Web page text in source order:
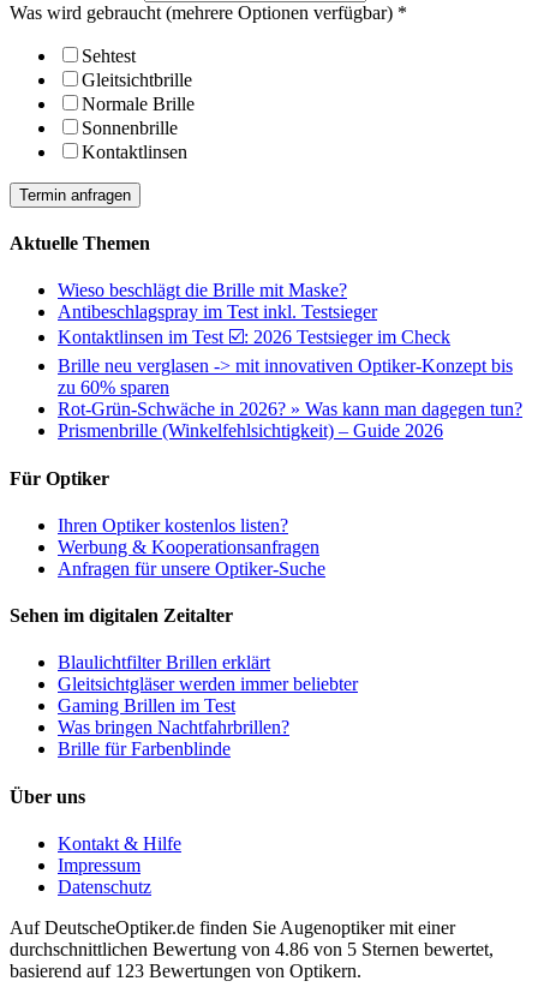
Was wird gebraucht (mehrere Optionen verfügbar) *
Sehtest
Gleitsichtbrille
Normale Brille
Sonnenbrille
Kontaktlinsen
Termin anfragen
Aktuelle Themen
Wieso beschlägt die Brille mit Maske?
Antibeschlagspray im Test inkl. Testsieger
Kontaktlinsen im Test ☑️: 2026 Testsieger im Check
Brille neu verglasen -> mit innovativen Optiker-Konzept bis
zu 60% sparen
Rot-Grün-Schwäche in 2026? » Was kann man dagegen tun?
Prismenbrille (Winkelfehlsichtigkeit) – Guide 2026
Für Optiker
Ihren Optiker kostenlos listen?
Werbung & Kooperationsanfragen
Anfragen für unsere Optiker-Suche
Sehen im digitalen Zeitalter
Blaulichtfilter Brillen erklärt
Gleitsichtgläser werden immer beliebter
Gaming Brillen im Test
Was bringen Nachtfahrbrillen?
Brille für Farbenblinde
Über uns
Kontakt & Hilfe
Impressum
Datenschutz
AufDeutscheOptiker.de finden Sie Augenoptiker mit einer
durchschnittlichen Bewertung von 4.86 von 5 Sternen bewertet,
basierend auf 123 Bewertungen von Optikern.